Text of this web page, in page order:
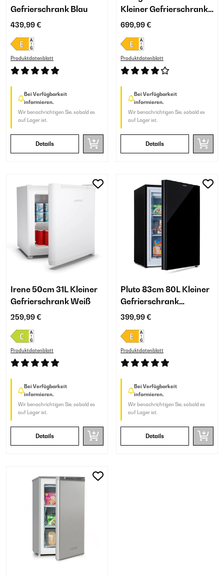
Gefrierschrank Blau
439,99 €
Produktdatenblatt
Bei Verfügbarkeit
informieren.
Wir benachrichtigen Sie, sobald es
auf Lager ist.
Details
Kleiner Gefrierschrank
Schwarz
699,99 €
Produktdatenblatt
Bei Verfügbarkeit
informieren.
Wir benachrichtigen Sie, sobald es
auf Lager ist.
Details
Irene 50cm 31L Kleiner
Gefrierschrank Weiß
259,99 €
Produktdatenblatt
Bei Verfügbarkeit
informieren.
Wir benachrichtigen Sie, sobald es
auf Lager ist.
Details
Pluto 83cm 80L Kleiner
Gefrierschrank
Schwarz
399,99 €
Produktdatenblatt
Bei Verfügbarkeit
informieren.
Wir benachrichtigen Sie, sobald es
auf Lager ist.
Details